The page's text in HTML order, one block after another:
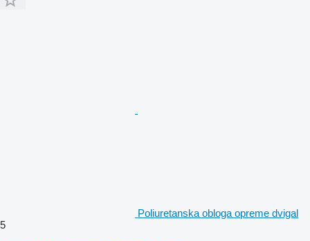
Poliuretanska obloga opreme dvigal
5